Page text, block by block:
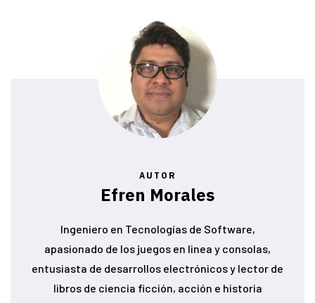
AUTOR
Efren Morales
Ingeniero en Tecnologías de Software,
apasionado de los juegos en linea y consolas,
entusiasta de desarrollos electrónicos y lector de
libros de ciencia ficción, acción e historia